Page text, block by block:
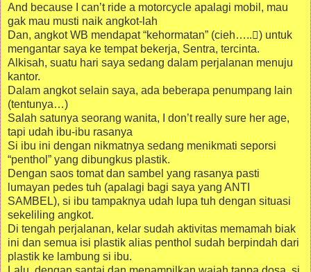
And because I can’t ride a motorcycle apalagi mobil, mau
gak mau musti naik angkot-lah
Dan, angkot WB mendapat “kehormatan” (cieh…..) untuk
mengantar saya ke tempat bekerja, Sentra, tercinta.
Alkisah, suatu hari saya sedang dalam perjalanan menuju
kantor.
Dalam angkot selain saya, ada beberapa penumpang lain
(tentunya…)
Salah satunya seorang wanita, I don’t really sure her age,
tapi udah ibu-ibu rasanya
Si ibu ini dengan nikmatnya sedang menikmati seporsi
“penthol” yang dibungkus plastik.
Dengan saos tomat dan sambel yang rasanya pasti
lumayan pedes tuh (apalagi bagi saya yang ANTI
SAMBEL), si ibu tampaknya udah lupa tuh dengan situasi
sekeliling angkot.
Di tengah perjalanan, kelar sudah aktivitas memamah biak
ini dan semua isi plastik alias penthol sudah berpindah dari
plastik ke lambung si ibu.